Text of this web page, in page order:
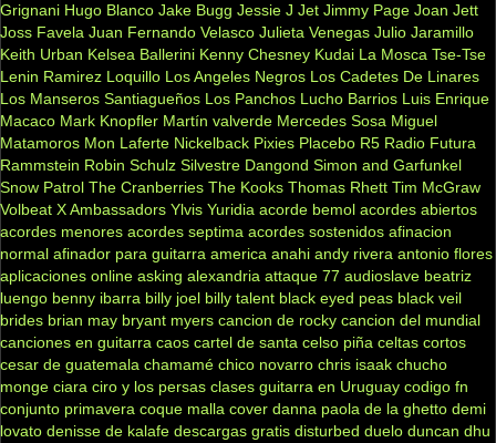
Grignani Hugo Blanco Jake Bugg Jessie J Jet Jimmy Page Joan Jett
Joss Favela Juan Fernando Velasco Julieta Venegas Julio Jaramillo
Keith Urban Kelsea Ballerini Kenny Chesney Kudai La Mosca Tse-Tse
Lenin Ramirez Loquillo Los Angeles Negros Los Cadetes De Linares
Los Manseros Santiagueños Los Panchos Lucho Barrios Luis Enrique
Macaco Mark Knopfler Martín valverde Mercedes Sosa Miguel
Matamoros Mon Laferte Nickelback Pixies Placebo R5 Radio Futura
Rammstein Robin Schulz Silvestre Dangond Simon and Garfunkel
Snow Patrol The Cranberries The Kooks Thomas Rhett Tim McGraw
Volbeat X Ambassadors Ylvis Yuridia acorde bemol acordes abiertos
acordes menores acordes septima acordes sostenidos afinacion
normal afinador para guitarra america anahi andy rivera antonio flores
aplicaciones online asking alexandria attaque 77 audioslave beatriz
luengo benny ibarra billy joel billy talent black eyed peas black veil
brides brian may bryant myers cancion de rocky cancion del mundial
canciones en guitarra caos cartel de santa celso piña celtas cortos
cesar de guatemala chamamé chico novarro chris isaak chucho
monge ciara ciro y los persas clases guitarra en Uruguay codigo fn
conjunto primavera coque malla cover danna paola de la ghetto demi
lovato denisse de kalafe descargas gratis disturbed duelo duncan dhu